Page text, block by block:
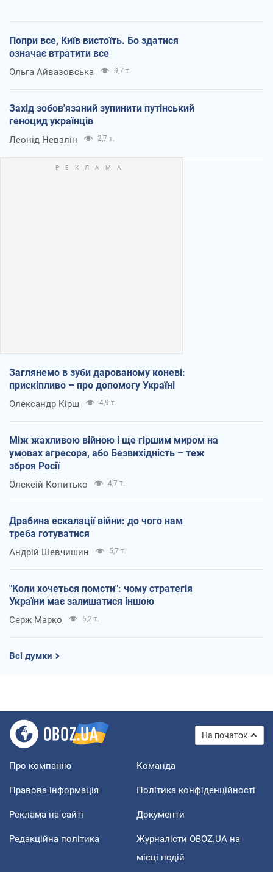
Попри все, Київ вистоїть. Бо здатися
означає втратити все
Ольга Айвазовська 9,7 т.
Захід зобов'язаний зупинити путінський
геноцид українців
Леонід Невзлін 2,7 т.
Заглянемо в зуби дарованому коневі:
прискіпливо – про допомогу Україні
Олександр Кірш 4,9 т.
Між жахливою війною і ще гіршим миром на
умовах агресора, або Безвихідність – теж
зброя Росії
Олексій Копитько 4,7 т.
Драбина ескалації війни: до чого нам
треба готуватися
Андрій Шевчишин 5,7 т.
"Коли хочеться помсти": чому стратегія
України має залишатися іншою
Серж Марко 6,2 т.
Всі думки
На початок
Про компанію Команда
Правова інформація Політика конфіденційності
Реклама на сайті Документи
Редакційна політика
Журналісти OBOZ.UA на
місці подій